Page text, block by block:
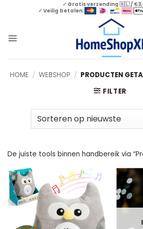
✓ Gratis verzending 🇳🇱 /
✓ Veilig betalen:
HOME / WEBSHOP / PRODUCTEN
FILTER
De juiste tools binnen handbereik via